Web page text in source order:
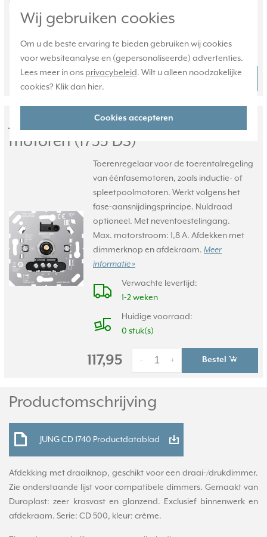
Wij gebruiken cookies
Om u de beste ervaring te bieden gebruiken wij cookies
voor websiteanalyse en (gepersonaliseerde) advertenties.
Lees meer in ons privacybeleid. Wilt u alleen noodzakelijke
cookies? Klik dan hier.
Cookies accepteren
Voor 21u besteld, morgen in huis*
29 stuk(s)
50,95 Bestel
JUNG toerentalregelaar voor 1-fase
motoren (1735 DS)
Toerenregelaar voor de toerentalregeling
van éénfasemotoren, zoals inductie- of
spleetpoolmotoren. Werkt volgens het
fase-aansnijdingsprincipe. Nuldraad
optioneel. Met neventoestelingang.
Max. motorstroom: 1,8 A. Afdekken met
dimmerknop en afdekraam. Meer
informatie »
Verwachte levertijd:
1-2 weken
Huidige voorraad:
0 stuk(s)
117,95 +
- Bestel
Productomschrijving
JUNG CD 1740 Productdatablad
Afdekking met draaiknop, geschikt voor een draai-/drukdimmer.
Zie onderstaande lijst voor compatibele dimmers. Gemaakt van
Duroplast: zeer krasvast en glanzend. Exclusief binnenwerk en
afdekraam. Serie: CD 500, kleur: crème.